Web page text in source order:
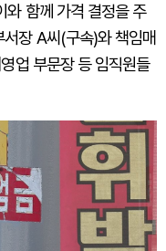
와 함께 가격 결정을 주
장 A씨(구속)와 책임매
업 부문장 등 임직원들